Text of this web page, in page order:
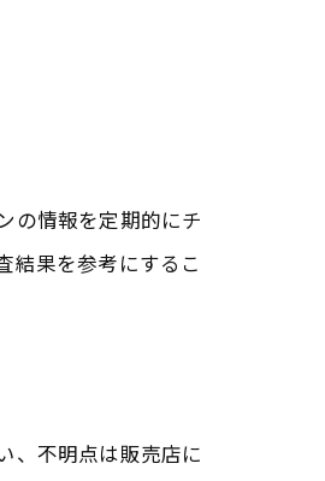
の情報を定期的にチ
結果を参考にするこ
、不明点は販売店に